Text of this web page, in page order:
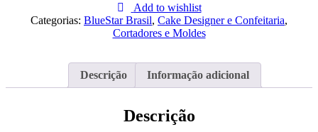
Brownie
Add to wishlist
Categorias: BlueStar Brasil, Cake Designer e Confeitaria,
Cortadores e Moldes
Descrição Informação adicional
Descrição